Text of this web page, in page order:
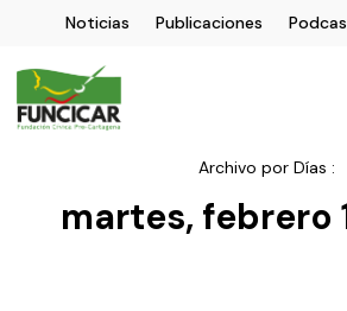
Noticias Publicaciones
Archivo por Días :
martes, febrero